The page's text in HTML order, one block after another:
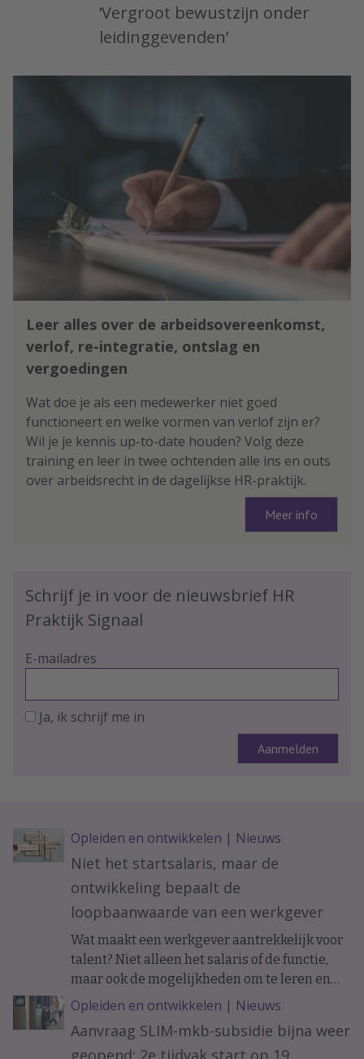
‘Vergroot bewustzijn onder
leidinggevenden’
Leer alles over de arbeidsovereenkomst,
verlof, re-integratie, ontslag en
vergoedingen
Wat doe je als een medewerker niet goed
functioneert en welke vormen van verlof zijn er?
Wil je je kennis up-to-date houden? Volg deze
training en leer in twee ochtenden alle ins en outs
over arbeidsrecht in de dagelijkse HR-praktijk.
Meer info
Schrijf je in voor de nieuwsbrief HR
Praktijk Signaal
E-mailadres
Ja, ik schrijf me in
Opleiden en ontwikkelen | Nieuws
Niet het startsalaris, maar de
ontwikkeling bepaalt de
loopbaanwaarde van een werkgever
Wat maakt een werkgever aantrekkelijk voor
talent? Niet alleen het salaris of de functie,
maar ook de mogelijkheden om te leren en
ervaring op te doen. Onderzoek naar de
loopbanen van werknemers laat zien dat de
ontwikkelkansen binnen een organisatie op
Opleiden en ontwikkelen | Nieuws
Aanvraag SLIM-mkb-subsidie bijna weer
geopend: 2e tijdvak start op 19